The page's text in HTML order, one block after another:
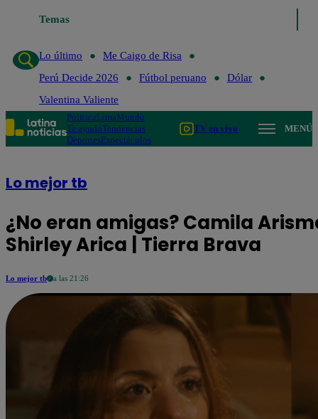
Temas
Lo último
Me Caigo de Risa
Perú Decide 2026
Fútbol peruano
Dólar
Valentina Valiente
PolíticaLimaMundo
Te ayudoTendencias
DeportesEspectáculos
TV en vivo MENÚ
Lo mejor tb
¿No eran amigas? Camila
Shirley Arica | Tierra Brava
Lo mejor tb a las 21:26